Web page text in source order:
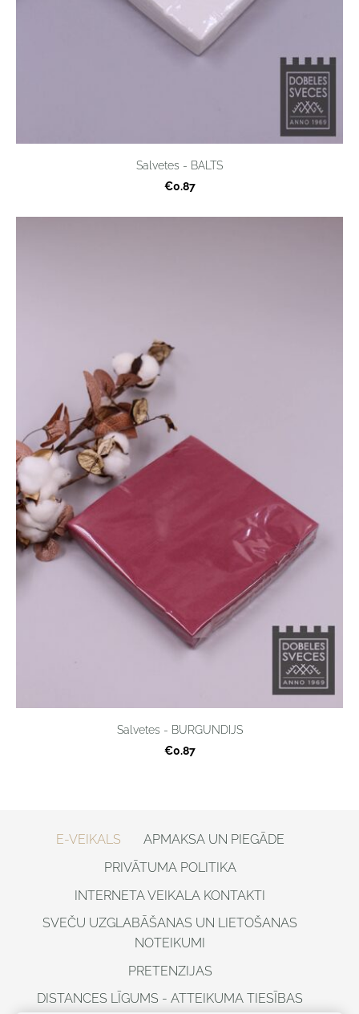
Salvetes - BALTS
€0.87
Salvetes - BURGUNDIJS
€0.87
E-VEIKALS
APMAKSA UN PIEGĀDE
PRIVĀTUMA POLITIKA
INTERNETA VEIKALA KONTAKTI
SVEČU UZGLABĀŠANAS UN LIETOŠANAS
NOTEIKUMI
PRETENZIJAS
DISTANCES LĪGUMS - ATTEIKUMA TIESĪBAS